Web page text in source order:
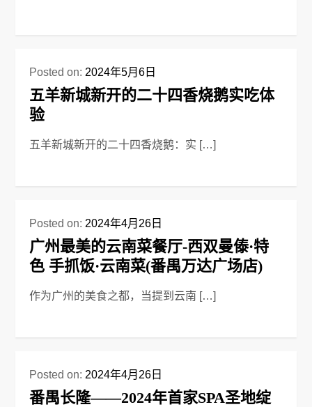
Posted on: 2024年5月6日
五羊新城新开的二十四香烧鹅实吃体
验
五羊新城新开的二十四香烧鹅：实 […]
Posted on: 2024年4月26日
广州最美的云南菜餐厅-西双曼傣·特
色 手抓饭·云南菜(番禺万达广场店)
作为广州的美食之都，当提到云南 […]
Posted on: 2024年4月26日
番禺长隆——2024年首家SPA圣地绽